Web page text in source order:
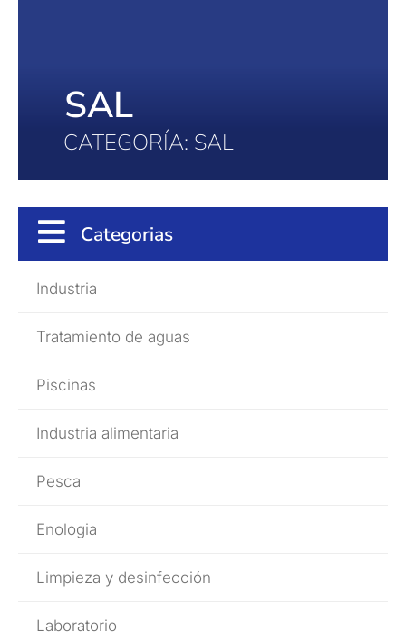
SAL
CATEGORÍA: SAL
Categorias
Industria
Tratamiento de aguas
Piscinas
Industria alimentaria
Pesca
Enologia
Limpieza y desinfección
Laboratorio